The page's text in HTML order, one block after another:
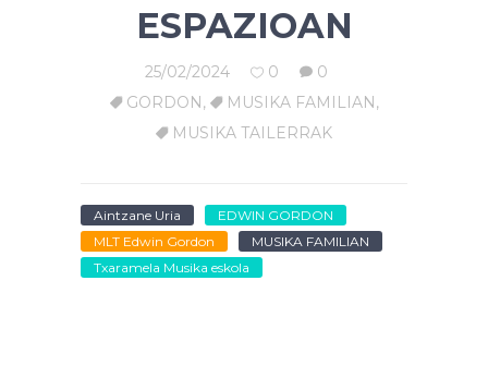
ESPAZIOAN
25/02/2024 0
0
GORDON, MUSIKA FAMILIAN,
MUSIKA TAILERRAK
Aintzane Uria
EDWIN GORDON
MLT Edwin Gordon
MUSIKA FAMILIAN
Txaramela Musika eskola